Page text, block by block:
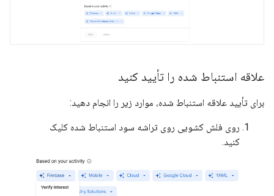
علاقه استنباط شده را تأیید کنید
برای تأیید علاقه استنباط شده، موارد زیر را انجام دهید:
روی فلش کشویی روی تراشه سود استنباط شده کلیک
کنید.